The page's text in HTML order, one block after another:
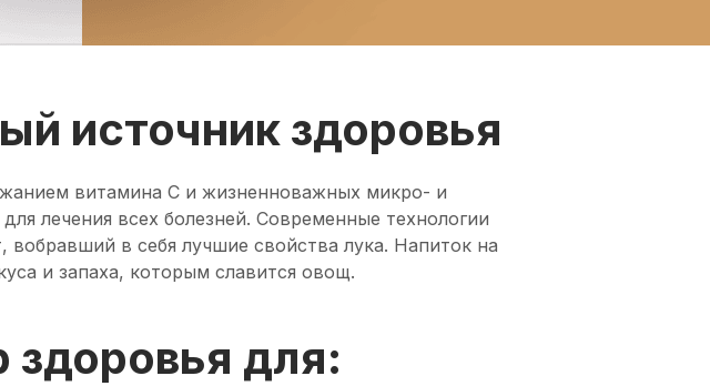
источник здоровья
витамина С и жизненноважных микро- и
лечения всех болезней. Современные технологии
в себя лучшие свойства лука. Напиток на
и запаха, которым славится овощ.
здоровья для: